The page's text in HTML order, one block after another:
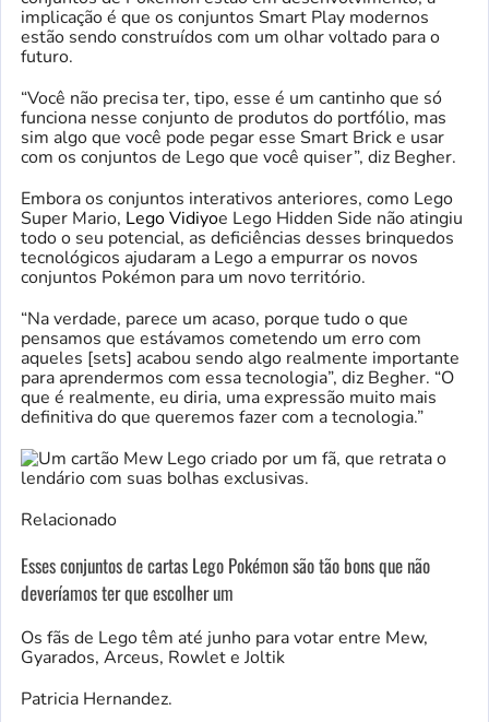
implicação é que os conjuntos Smart Play modernos
estão sendo construídos com um olhar voltado para o
futuro.
“Você não precisa ter, tipo, esse é um cantinho que só
funciona nesse conjunto de produtos do portfólio, mas
sim algo que você pode pegar esse Smart Brick e usar
com os conjuntos de Lego que você quiser”, diz Begher.
Embora os conjuntos interativos anteriores, como Lego
Super Mario, Lego Vidiyoe Lego Hidden Side não atingiu
todo o seu potencial, as deficiências desses brinquedos
tecnológicos ajudaram a Lego a empurrar os novos
conjuntos Pokémon para um novo território.
“Na verdade, parece um acaso, porque tudo o que
pensamos que estávamos cometendo um erro com
aqueles [sets] acabou sendo algo realmente importante
para aprendermos com essa tecnologia”, diz Begher. “O
que é realmente, eu diria, uma expressão muito mais
definitiva do que queremos fazer com a tecnologia.”
Relacionado
Esses conjuntos de cartas Lego Pokémon são tão bons que não
deveríamos ter que escolher um
Os fãs de Lego têm até junho para votar entre Mew,
Gyarados, Arceus, Rowlet e Joltik
Patricia Hernandez.